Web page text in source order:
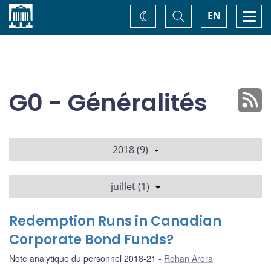
Accueil EN
Basculer
la
recherche
Changez
de
G0 - Généralités
2018 (9)
juillet (1)
Redemption Runs in Canadian
Corporate Bond Funds?
Note analytique du personnel 2018-21 Rohan Arora